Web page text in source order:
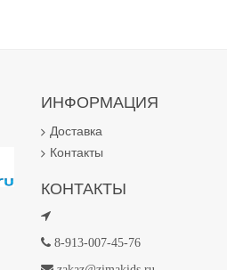
ИНФОРМАЦИЯ
Доставка
Контакты
КОНТАКТЫ
8-913-007-45-76